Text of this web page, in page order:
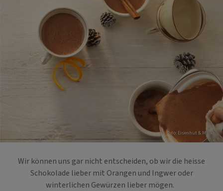
Foto: Eisenhut & Mayer
Wir können uns gar nicht entscheiden, ob wir die heisse
Schokolade lieber mit Orangen und Ingwer oder
winterlichen Gewürzen lieber mögen.